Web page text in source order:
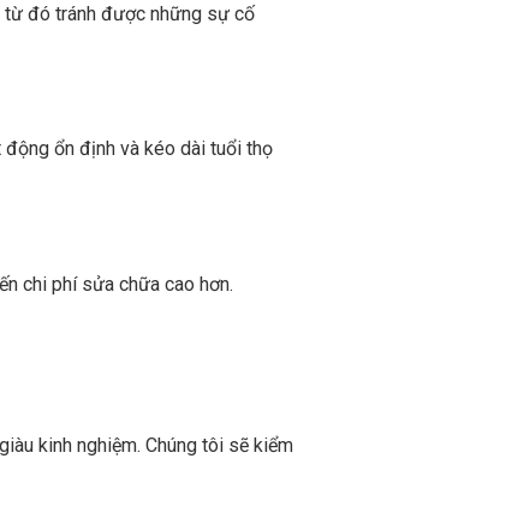
từ đó tránh được những sự cố
ổn định và kéo dài tuổi thọ
chi phí sửa chữa cao hơn.
kinh nghiệm. Chúng tôi sẽ kiểm